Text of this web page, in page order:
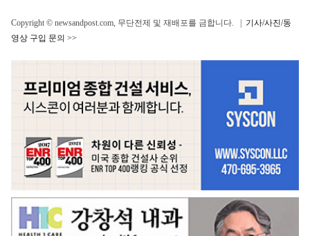
Copyright © newsandpost.com, 무단전제 및 재배포를 금합니다. | 기사/사진/동
영상 구입 문의 >>